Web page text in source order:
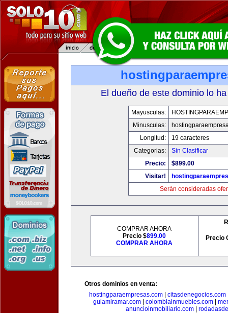
El dueño de este dominio lo
Mayusculas:
Minusculas:
Longitud:
19 caracteres
Categorias:
Sin Clasificar
Precio:
$899.00
Visitar!
Serán consideradas
COMPRAR AHORA
Precio $899.00
COMPRAR AHORA
Precio
Otros dominios en venta:
hostingparaempresas.com| citasdenegocios.com
guiamiramar.com| colombiainmuebles.com|
anuncioinmobiliario.com